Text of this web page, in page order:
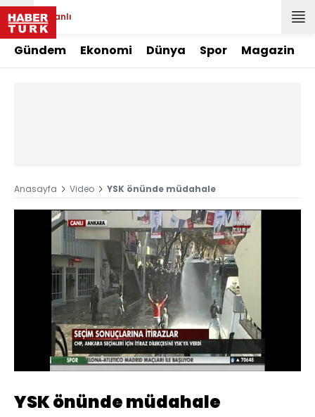
Canlı
Gündem Ekonomi Dünya Spor Magazin
Anasayfa Video YSK önünde müdahale
Sesi
Aç
Yüklendi:
68.17%
Oynatma
Hızı
YSK önünde müdahale